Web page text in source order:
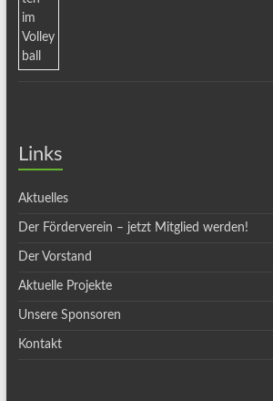
Links
Aktuelles
Der Förderverein – jetzt Mitglied werden!
Der Vorstand
Aktuelle Projekte
Unsere Sponsoren
Kontakt